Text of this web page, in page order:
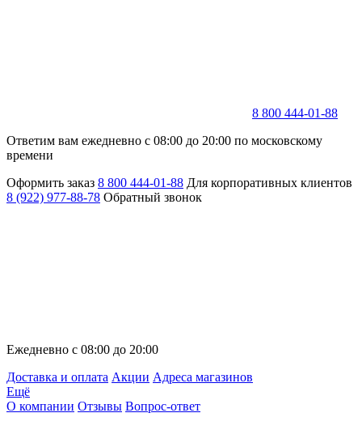
8 800 444-01-88
Ответим вам ежедневно с 08:00 до 20:00 по московскому
времени
Оформить заказ 8 800 444-01-88 Для корпоративных клиентов
8 (922) 977-88-78 Обратный звонок
Ежедневно с 08:00 до 20:00
Доставка и оплата Акции Адреса магазинов
Ещё
О компании Отзывы Вопрос-ответ